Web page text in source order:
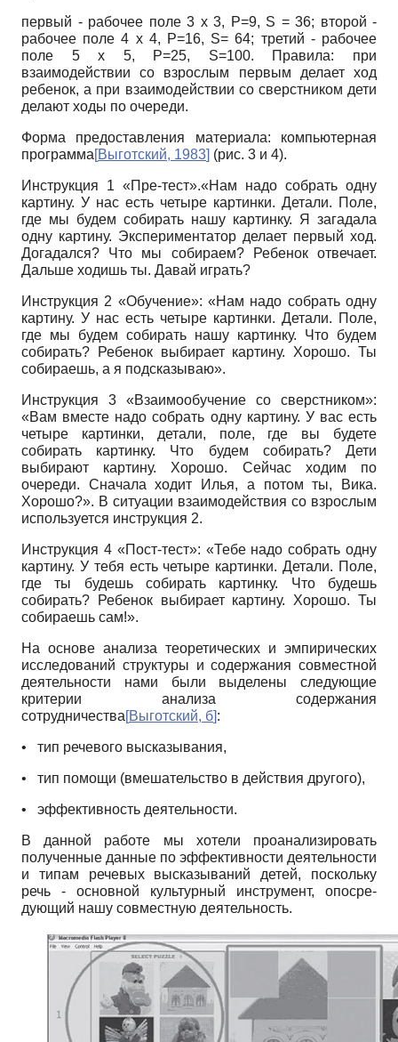
первый - рабочее поле 3 х 3, Р=9, S = 36; второй -
рабочее поле 4 х 4, Р=16, S= 64; третий - рабочее
поле 5 х 5, Р=25, S=100. Правила: при
взаимодействии со взрослым первым делает ход
ребенок, а при взаимодействии со сверстником дети
делают ходы по очереди.
Форма предоставления материала: компьютерная
программа[Выготский, 1983] (рис. 3 и 4).
Инструкция 1 «Пре-тест».«Нам надо собрать одну
картину. У нас есть четыре картинки. Детали. Поле,
где мы будем собирать нашу картинку. Я загадала
одну картину. Экспериментатор делает первый ход.
Догадался? Что мы собираем? Ребенок отвечает.
Дальше ходишь ты. Давай играть?
Инструкция 2 «Обучение»: «Нам надо собрать одну
картину. У нас есть четыре картинки. Детали. Поле,
где мы будем собирать нашу картинку. Что будем
собирать? Ребенок выбирает картину. Хорошо. Ты
собираешь, а я подсказываю».
Инструкция 3 «Взаимообучение со сверстником»:
«Вам вместе надо собрать одну картину. У вас есть
четыре картинки, детали, поле, где вы будете
собирать картинку. Что будем собирать? Дети
выбирают картину. Хорошо. Сейчас ходим по
очереди. Сначала ходит Илья, а потом ты, Вика.
Хорошо?». В ситуации взаимодействия со взрослым
используется инструкция 2.
Инструкция 4 «Пост-тест»: «Тебе надо собрать одну
картину. У тебя есть четыре картинки. Детали. Поле,
где ты будешь собирать картинку. Что будешь
собирать? Ребенок выбирает картину. Хорошо. Ты
собираешь сам!».
На основе анализа теоретических и эмпирических
исследований структуры и содержания совместной
деятельности нами были выделены следующие
критерии анализа содержания
сотрудничества[Выготский, б]:
• тип речевого высказывания,
• тип помощи (вмешательство в действия другого),
• эффективность деятельности.
В данной работе мы хотели проанализировать
полученные данные по эффективности деятельности
и типам речевых высказываний детей, поскольку
речь - основной культурный инструмент, опосре­
дующий нашу совместную деятельность.